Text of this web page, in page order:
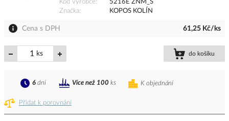
Kód výrobce
5216E ZNM_S
Značka
KOPOS KOLÍN
Cena s DPH 61,25 Kč/ks
ks do košíku
Přidat k porovnání
K objednání
6 dní Více než 100 ks